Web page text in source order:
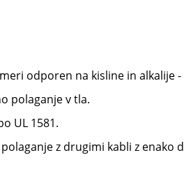
odporen na kisline in alkalije -
polaganje v tla.
UL 1581.
z drugimi kabli z enako